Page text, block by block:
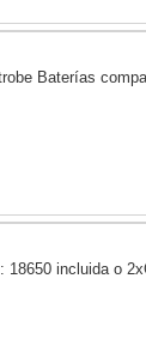
Baterías
incluida o